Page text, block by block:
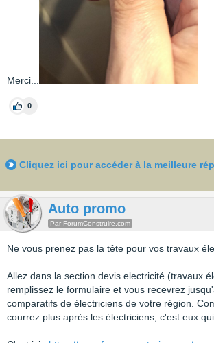
Merci...
0
Cliquez ici pour accéder à la meilleure
Auto promo
Par ForumConstruire.com
Ne vous prenez pas la tête pour vos travaux
Allez dans la section devis electricité (travaux
remplissez le formulaire et vous recevrez
comparatifs de électriciens de votre région.
courrez plus après les électriciens, c'est eux